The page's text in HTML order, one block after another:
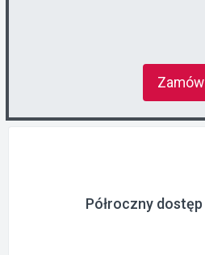
Zamów
Półroczny